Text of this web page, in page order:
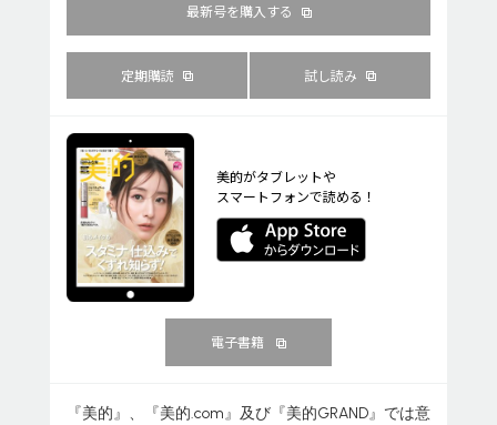
最新号を購入する
定期購読 試し読み
美的がタブレットや
スマートフォンで読める！
電子書籍
『美的』、『美的.com』及び『美的GRAND』では意